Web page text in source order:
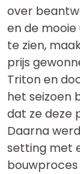
over
en de
te zien,
prijs
Triton en
het seizoen
dat ze deze
Daarna
setting met
bouwproces